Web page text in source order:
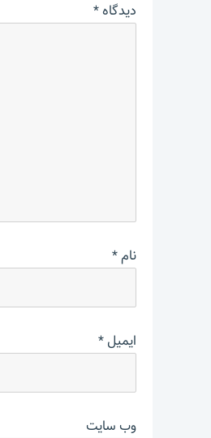
دیدگاه*
نام*
ایمیل*
وب‌ سایت